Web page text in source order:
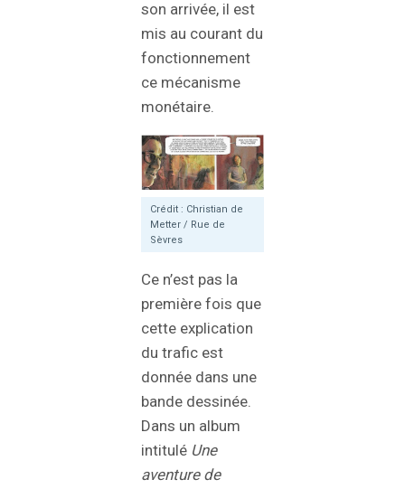
son arrivée, il est
mis au courant du
fonctionnement
ce mécanisme
monétaire.
Crédit : Christian de
Metter / Rue de
Sèvres
Ce n’est pas la
première fois que
cette explication
du trafic est
donnée dans une
bande dessinée.
Dans un album
intitulé Une
aventure de